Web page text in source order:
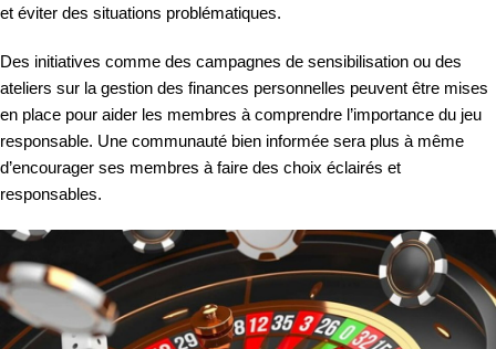
et éviter des situations problématiques.
Des initiatives comme des campagnes de sensibilisation ou des
ateliers sur la gestion des finances personnelles peuvent être mises
en place pour aider les membres à comprendre l’importance du jeu
responsable. Une communauté bien informée sera plus à même
d’encourager ses membres à faire des choix éclairés et
responsables.